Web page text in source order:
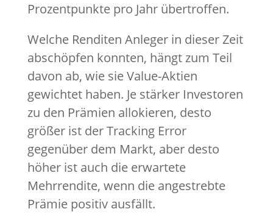
Prozentpunkte pro Jahr übertroffen.
Welche Renditen Anleger in dieser Zeit
abschöpfen konnten, hängt zum Teil
davon ab, wie sie Value-Aktien
gewichtet haben. Je stärker Investoren
zu den Prämien allokieren, desto
größer ist der Tracking Error
gegenüber dem Markt, aber desto
höher ist auch die erwartete
Mehrrendite, wenn die angestrebte
Prämie positiv ausfällt.